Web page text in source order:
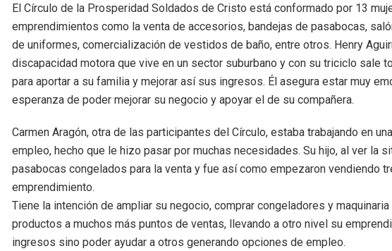
El Círculo de la Prosperidad Soldados de Cristo está conformado por 13
emprendimientos como la venta de accesorios, bandejas de pasabocas,
de uniformes, comercialización de vestidos de baño, entre otros. Henry
discapacidad motora que vive en un sector suburbano y con su triciclo sale
para aportar a su familia y mejorar así sus ingresos. Él asegura estar muy
esperanza de poder mejorar su negocio y apoyar el de su compañera.
Carmen Aragón, otra de las participantes del Círculo, estaba trabajando en
empleo, hecho que le hizo pasar por muchas necesidades. Su hijo, al ver la
pasabocas congelados para la venta y fue así como empezaron vendiendo
emprendimiento.
Tiene la intención de ampliar su negocio, comprar congeladores y
productos a muchos más puntos de ventas, llevando a otro nivel su
ingresos sino poder ayudar a otros generando opciones de empleo.